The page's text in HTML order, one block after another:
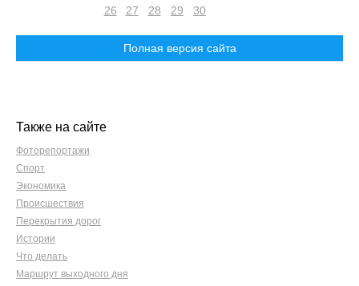
26
27 28 29 30
Полная версия сайта
Также на сайте
Фоторепортажи
Спорт
Экономика
Происшествия
Перекрытия дорог
Истории
Что делать
Маршрут выходного дня